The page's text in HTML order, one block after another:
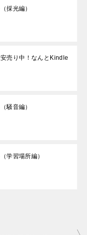
採光編）
売り中！なんとKindle
騒音編）
学習場所編）